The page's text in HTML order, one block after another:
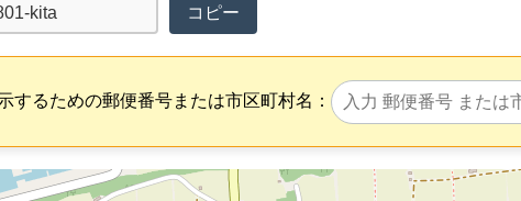
コピー
するための郵便番号または市区町村名：